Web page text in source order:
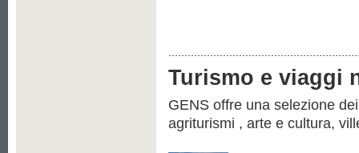
Turismo e viaggi
GENS offre una selezione
agriturismi , arte e cultura,